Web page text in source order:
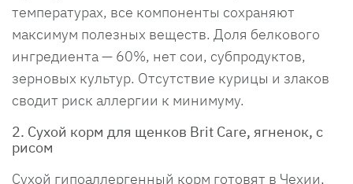
температурах, все компоненты сохраняют
максимум полезных веществ. Доля белкового
ингредиента — 60%, нет сои, субпродуктов,
зерновых культур. Отсутствие курицы и злаков
сводит риск аллергии к минимуму.
2. Сухой корм для щенков Brit Care, ягненок, с
рисом
Сухой гипоаллергенный корм готовят в Чехии,